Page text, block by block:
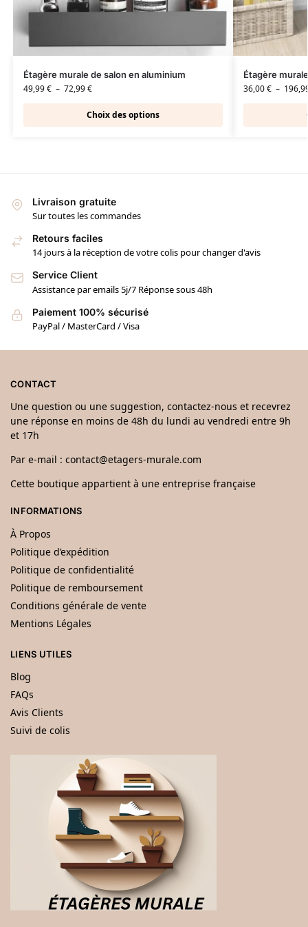
Étagère murale de salon en aluminium
49,99€ – 72,99€
Choix des options
Étagère
36,00€ –
Livraison gratuite
Sur toutes les commandes
Retours faciles
14 jours à la réception de votre colis pour changer d'avis
Service Client
Assistance par emails 5j/7 Réponse sous 48h
Paiement 100% sécurisé
PayPal / MasterCard / Visa
CONTACT
Une question ou une suggestion, contactez-nous et recevrez
une réponse en moins de 48h du lundi au vendredi entre 9h
et 17h
Par e-mail : contact@etagers-murale.com
Cette boutique appartient à une entreprise française
INFORMATIONS
À Propos
Politique d’expédition
Politique de confidentialité
Politique de remboursement
Conditions générale de vente
Mentions Légales
LIENS UTILES
Blog
FAQs
Avis Clients
Suivi de colis